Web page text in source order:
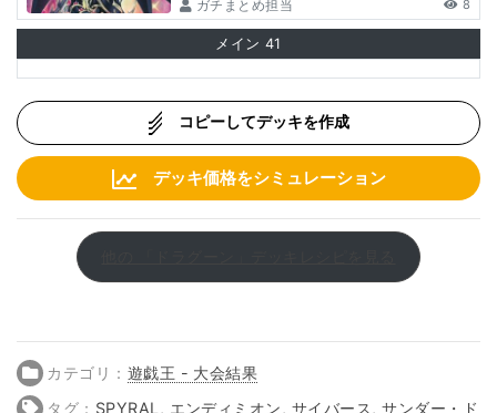
ガチまとめ担当 8
メイン 41
コピーしてデッキを作成
デッキ価格をシミュレーション
カテゴリ： 遊戯王 - 大会結果
タグ： SPYRAL , エンディミオン , サイバース ,サンダー・ド